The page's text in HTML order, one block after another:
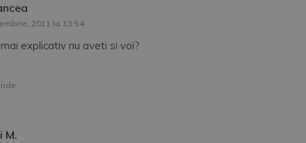
2011 la 13:54
explicativ nu aveti si voi?
M.